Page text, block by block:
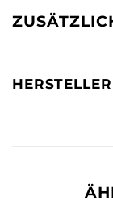
HERSTELLER